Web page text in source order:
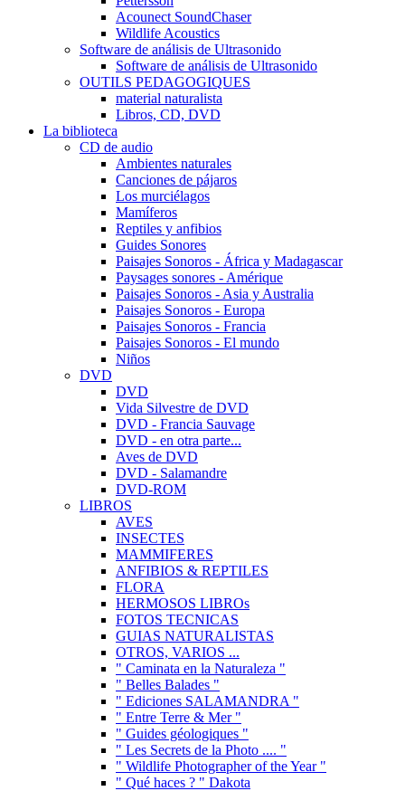
Acounect SoundChaser
Wildlife Acoustics
Software de análisis de Ultrasonido
Software de análisis de Ultrasonido
OUTILS PEDAGOGIQUES
material naturalista
Libros, CD, DVD
La biblioteca
CD de audio
Ambientes naturales
Canciones de pájaros
Los murciélagos
Mamíferos
Reptiles y anfibios
Guides Sonores
Paisajes Sonoros - África y Madagascar
Paysages sonores - Amérique
Paisajes Sonoros - Asia y Australia
Paisajes Sonoros - Europa
Paisajes Sonoros - Francia
Paisajes Sonoros - El mundo
Niños
DVD
DVD
Vida Silvestre de DVD
DVD - Francia Sauvage
DVD - en otra parte...
Aves de DVD
DVD - Salamandre
DVD-ROM
LIBROS
AVES
INSECTES
MAMMIFERES
ANFIBIOS & REPTILES
FLORA
HERMOSOS LIBROs
FOTOS TECNICAS
GUIAS NATURALISTAS
OTROS, VARIOS ...
" Caminata en la Naturaleza "
" Belles Balades "
" Ediciones SALAMANDRA "
" Entre Terre & Mer "
" Guides géologiques "
" Les Secrets de la Photo .... "
" Wildlife Photographer of the Year "
" Qué haces ? " Dakota